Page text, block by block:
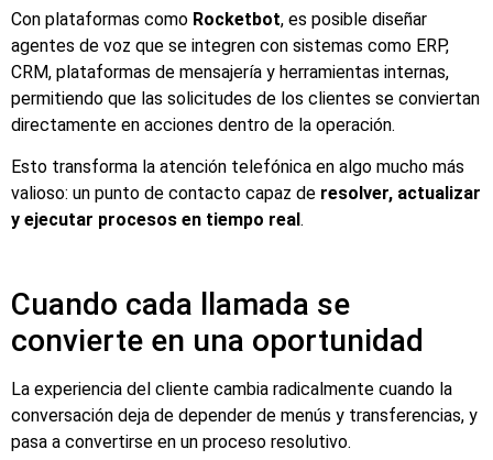
Con plataformas como Rocketbot, es posible diseñar
agentes de voz que se integren con sistemas como ERP,
CRM, plataformas de mensajería y herramientas internas,
permitiendo que las solicitudes de los clientes se conviertan
directamente en acciones dentro de la operación.
Esto transforma la atención telefónica en algo mucho más
valioso: un punto de contacto capaz de resolver, actualizar
y ejecutar procesos en tiempo real .
Cuando cada llamada se
convierte en una oportunidad
La experiencia del cliente cambia radicalmente cuando la
conversación deja de depender de menús y transferencias, y
pasa a convertirse en un proceso resolutivo.